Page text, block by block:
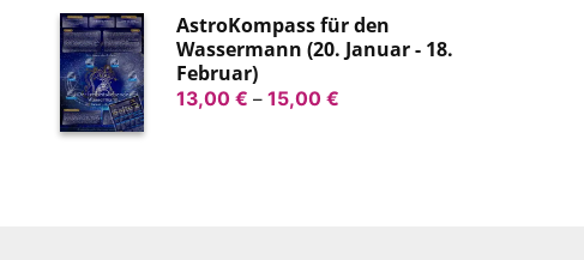
AstroKompass für den
Wassermann (20. Januar - 18.
Februar)
13,00 € – 15,00 €Preisspanne: